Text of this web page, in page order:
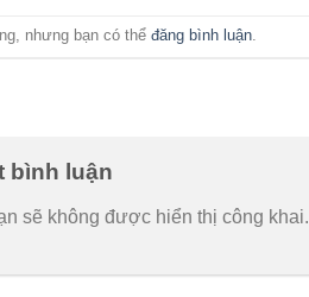
nhưng bạn có thể đăng bình luận.
bình luận
sẽ không được hiển thị công khai.